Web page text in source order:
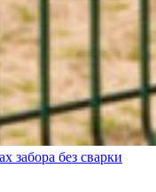
забора без сварки